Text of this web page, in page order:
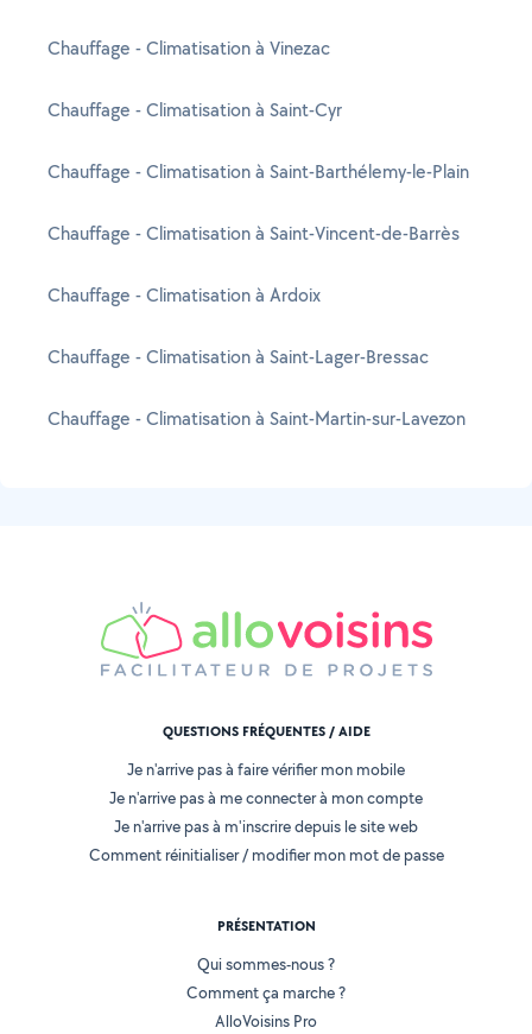
Chauffage - Climatisation à Vinezac
Chauffage - Climatisation à Saint-Cyr
Chauffage - Climatisation à Saint-Barthélemy-le-Plain
Chauffage - Climatisation à Saint-Vincent-de-Barrès
Chauffage - Climatisation à Ardoix
Chauffage - Climatisation à Saint-Lager-Bressac
Chauffage - Climatisation à Saint-Martin-sur-Lavezon
QUESTIONS FRÉQUENTES / AIDE
Je n'arrive pas à faire vérifier mon mobile
Je n'arrive pas à me connecter à mon compte
Je n'arrive pas à m'inscrire depuis le site web
Comment réinitialiser / modifier mon mot de passe
PRÉSENTATION
Qui sommes-nous ?
Comment ça marche ?
AlloVoisins Pro